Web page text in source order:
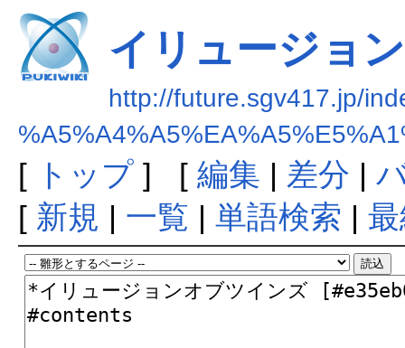
イリュージョ
http://future.sgv417.jp/
[ トップ] [ 編集 | 差分 |
[ 新規 | 一覧 | 単語検索 |